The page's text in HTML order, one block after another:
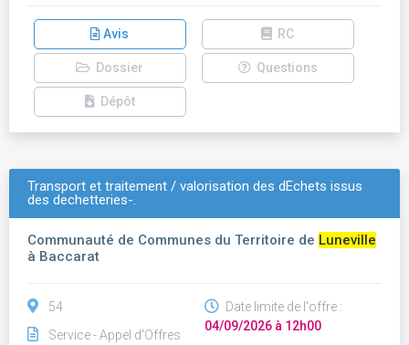
Avis RC
Dossier Questions
Dépôt
Transport et traitement / valorisation des dÉchets issus
des dechetteries-.
Communauté de Communes du Territoire de Luneville
à Baccarat
54
Service - Appel d'Offres
Date limite de l'offre :
04/09/2026 à 12h00